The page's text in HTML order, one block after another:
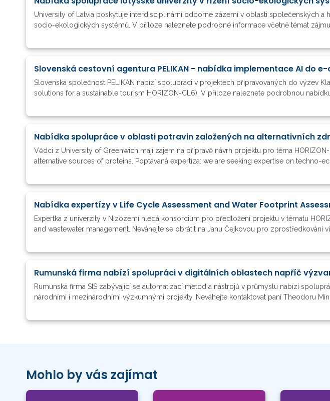
University of Latvia poskytuje interdisciplinární odborné zázemí v oblasti společenských
socio-ekologických systémů. V příloze naleznete podrobné informace včetně témat zájmu
Slovenská cestovní agentura PELIKAN - nabídka implementace AI do
Slovenská společnost PELIKAN nabízí spolupráci v projektech připravovaných do výzev
solutions for a sustainable tourism HORIZON-CL6). V příloze naleznete podrobnou
Nabídka spolupráce v oblasti potravin založených na alternativních
Vědci z University of Greenwich mají zájem na přípravě návrh projektu pro téma
alternative sources of proteins. Poptávaná expertíza: we are seeking expertise on techno-
Nabídka expertízy v Life Cycle Assessment and Water Footprint
Expertka z univerzity v Nizozemí hledá konsorcium pro předložení projektu v tématu
and wastewater management. Neváhejte se obrátit na Janu Čejkovou pro zprostředkování
Rumunská firma nabízí spolupráci v digitálních oblastech napříč
Rumunská firma SIS zabývající se automatizací metod a nástrojů v průmyslu nabízí
národními i mezinárodními výzkumnými projekty, Neváhejte kontaktovat paní Theodoru
Mohlo by vás zajímat